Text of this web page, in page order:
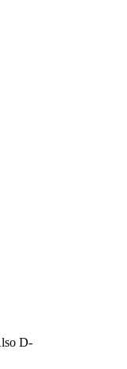
D-